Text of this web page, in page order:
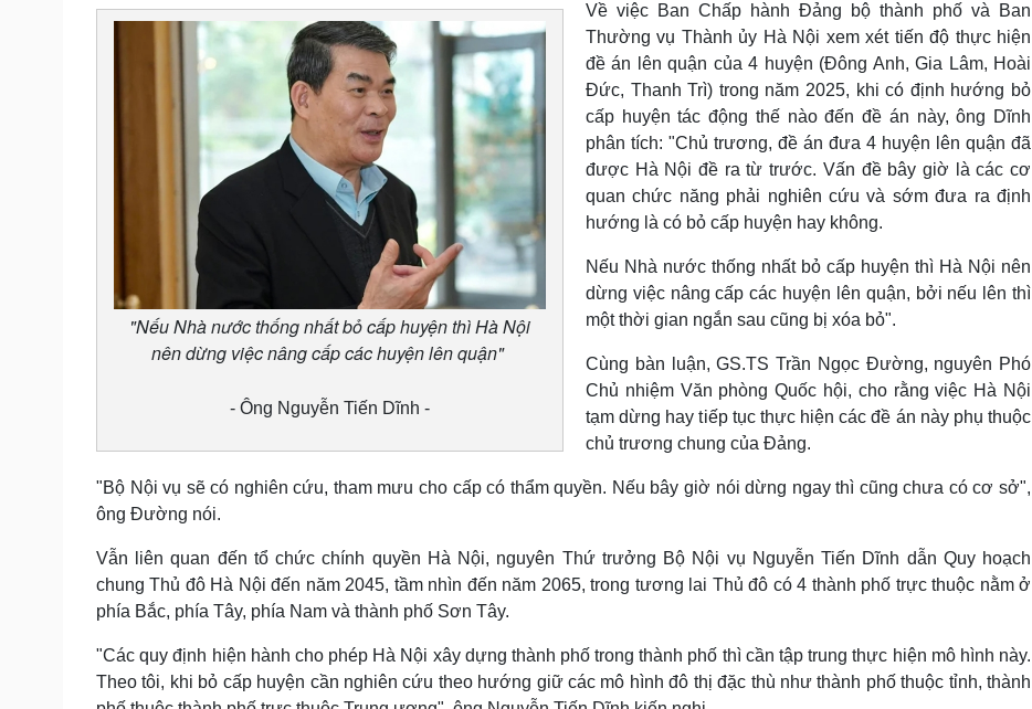
"Nếu Nhà nước thống nhất bỏ cấp huyện thì Hà Nội
nên dừng việc nâng cấp các huyện lên quận"
- Ông Nguyễn Tiến Dĩnh -
Về việc Ban Chấp hành Đảng bộ thành phố và Ban
Thường vụ Thành ủy Hà Nội xem xét tiến độ thực hiện
đề án lên quận của 4 huyện (Đông Anh, Gia Lâm, Hoài
Đức, Thanh Trì) trong năm 2025, khi có định hướng bỏ
cấp huyện tác động thế nào đến đề án này, ông Dĩnh
phân tích: "Chủ trương, đề án đưa 4 huyện lên quận đã
được Hà Nội đề ra từ trước. Vấn đề bây giờ là các cơ
quan chức năng phải nghiên cứu và sớm đưa ra định
hướng là có bỏ cấp huyện hay không.
Nếu Nhà nước thống nhất bỏ cấp huyện thì Hà Nội nên
dừng việc nâng cấp các huyện lên quận, bởi nếu lên thì
một thời gian ngắn sau cũng bị xóa bỏ".
Cùng bàn luận, GS.TS Trần Ngọc Đường, nguyên Phó
Chủ nhiệm Văn phòng Quốc hội, cho rằng việc Hà Nội
tạm dừng hay tiếp tục thực hiện các đề án này phụ thuộc
chủ trương chung của Đảng.
"Bộ Nội vụ sẽ có nghiên cứu, tham mưu cho cấp có thẩm quyền. Nếu bây giờ nói dừng ngay thì cũng chưa có cơ sở",
ông Đường nói.
Vẫn liên quan đến tổ chức chính quyền Hà Nội, nguyên Thứ trưởng Bộ Nội vụ Nguyễn Tiến Dĩnh dẫn Quy hoạch
chung Thủ đô Hà Nội đến năm 2045, tầm nhìn đến năm 2065, trong tương lai Thủ đô có 4 thành phố trực thuộc nằm ở
phía Bắc, phía Tây, phía Nam và thành phố Sơn Tây.
"Các quy định hiện hành cho phép Hà Nội xây dựng thành phố trong thành phố thì cần tập trung thực hiện mô hình này.
Theo tôi, khi bỏ cấp huyện cần nghiên cứu theo hướng giữ các mô hình đô thị đặc thù như thành phố thuộc tỉnh, thành